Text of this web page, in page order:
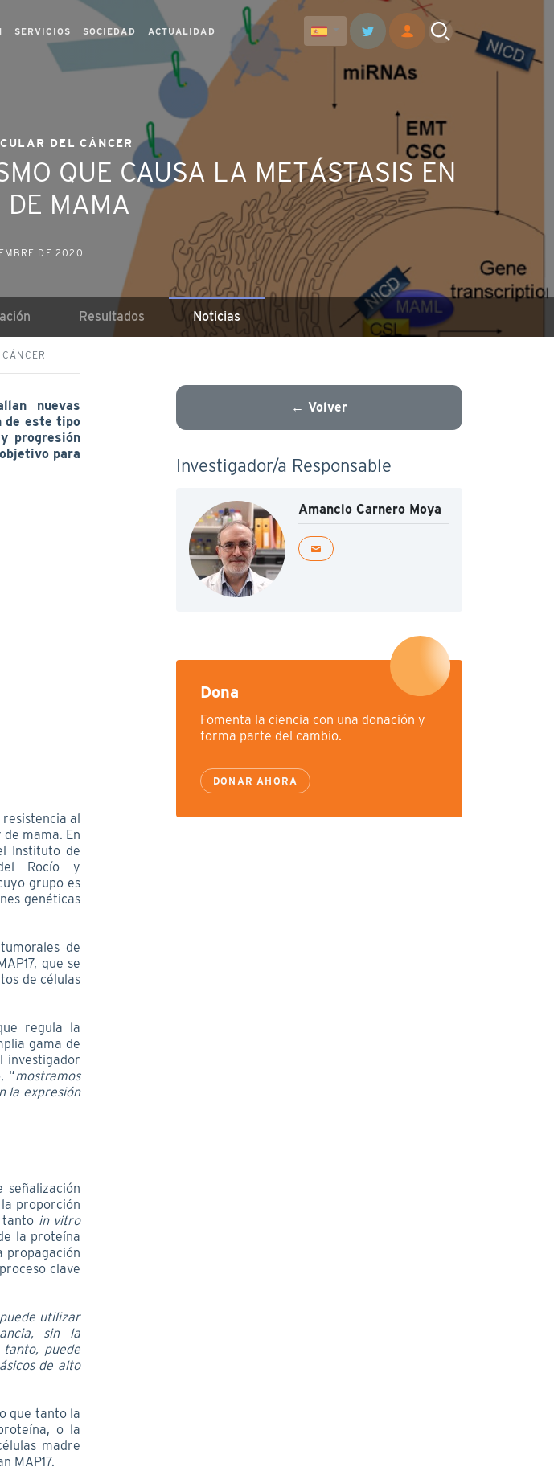
SERVICIOS SOCIEDAD ACTUALIDAD
DEL CÁNCER
QUE CAUSA LA METÁSTASIS EN
DE MAMA
DE 2020
Resultados Noticias
nuevas
de este tipo
progresión
para
al
mama. En
Instituto de
Rocío y
grupo es
genéticas
de
que se
de células
regula la
gama de
investigador
“mostramos
la expresión
señalización
proporción
tanto in vitro
la proteína
propagación
clave
utilizar
sin la
tanto, puede
de alto
que tanto la
o la
madre
MAP17.
← Volver
Investigador/a Responsable
Amancio Carnero Moya
Dona
Fomenta la ciencia con una donación y
forma parte del cambio.
DONAR AHORA